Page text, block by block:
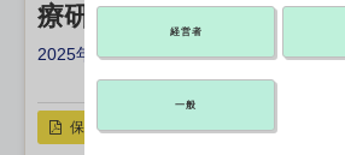
療研究センター
2025年09月05日 18:30
リンクをコピー
保存
経営者
一般